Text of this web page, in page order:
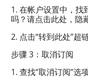
1. 在帐户设置中，找
吗？请点击此处，隐
2. 点击“转到此处”超链
步骤 3：取消订阅
1. 查找“取消订阅”选项